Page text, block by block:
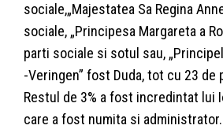
sociale,„Majestatea Sa Regina
sociale, „Principesa Margareta a
parti sociale si sotul sau,
-Veringen” fost Duda, tot cu 23 de
Restul de 3% a fost incredintat lui
care a fost numita si